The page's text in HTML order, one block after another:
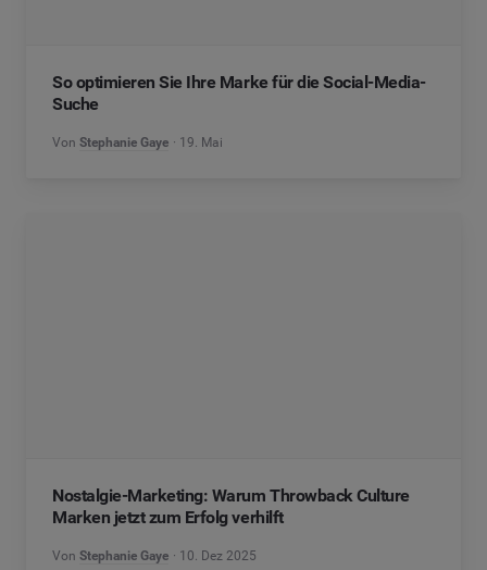
So optimieren Sie Ihre Marke für die Social-Media-
Suche
Von Stephanie Gaye 19. Mai
Nostalgie-Marketing: Warum Throwback Culture
Marken jetzt zum Erfolg verhilft
Von Stephanie Gaye 10. Dez 2025